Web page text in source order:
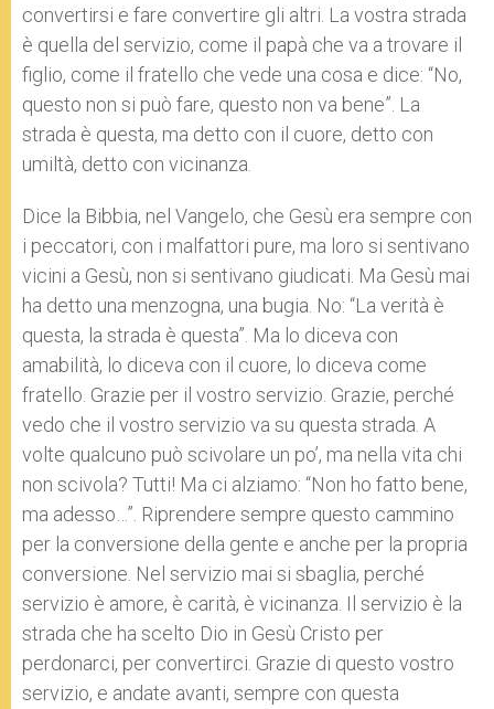
convertirsi e fare convertire gli altri. La vostra strada
è quella del servizio, come il papà che va a trovare il
figlio, come il fratello che vede una cosa e dice: “No,
questo non si può fare, questo non va bene”. La
strada è questa, ma detto con il cuore, detto con
umiltà, detto con vicinanza.
Dice la Bibbia, nel Vangelo, che Gesù era sempre con
i peccatori, con i malfattori pure, ma loro si sentivano
vicini a Gesù, non si sentivano giudicati. Ma Gesù mai
ha detto una menzogna, una bugia. No: “La verità è
questa, la strada è questa”. Ma lo diceva con
amabilità, lo diceva con il cuore, lo diceva come
fratello. Grazie per il vostro servizio. Grazie, perché
vedo che il vostro servizio va su questa strada. A
volte qualcuno può scivolare un po’, ma nella vita chi
non scivola? Tutti! Ma ci alziamo: “Non ho fatto bene,
ma adesso…”. Riprendere sempre questo cammino
per la conversione della gente e anche per la propria
conversione. Nel servizio mai si sbaglia, perché
servizio è amore, è carità, è vicinanza. Il servizio è la
strada che ha scelto Dio in Gesù Cristo per
perdonarci, per convertirci. Grazie di questo vostro
servizio, e andate avanti, sempre con questa